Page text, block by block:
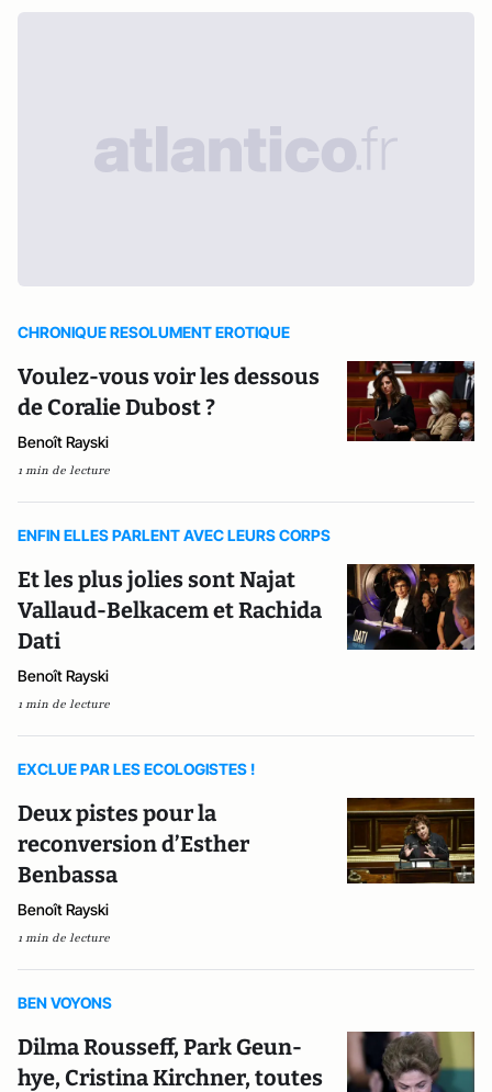
CHRONIQUE RESOLUMENT EROTIQUE
Voulez-vous voir les dessous
de Coralie Dubost ?
Benoît Rayski
1 min de lecture
ENFIN ELLES PARLENT AVEC LEURS CORPS
Et les plus jolies sont Najat
Vallaud-Belkacem et Rachida
Dati
Benoît Rayski
1 min de lecture
EXCLUE PAR LES ECOLOGISTES !
Deux pistes pour la
reconversion d’Esther
Benbassa
Benoît Rayski
1 min de lecture
BEN VOYONS
Dilma Rousseff, Park Geun-
hye, Cristina Kirchner, toutes